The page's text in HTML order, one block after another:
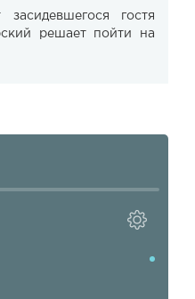
гостя
решает пойти на